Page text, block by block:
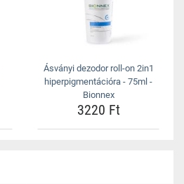
Ásványi dezodor roll-on 2in1
hiperpigmentációra - 75ml -
Bionnex
3220 Ft